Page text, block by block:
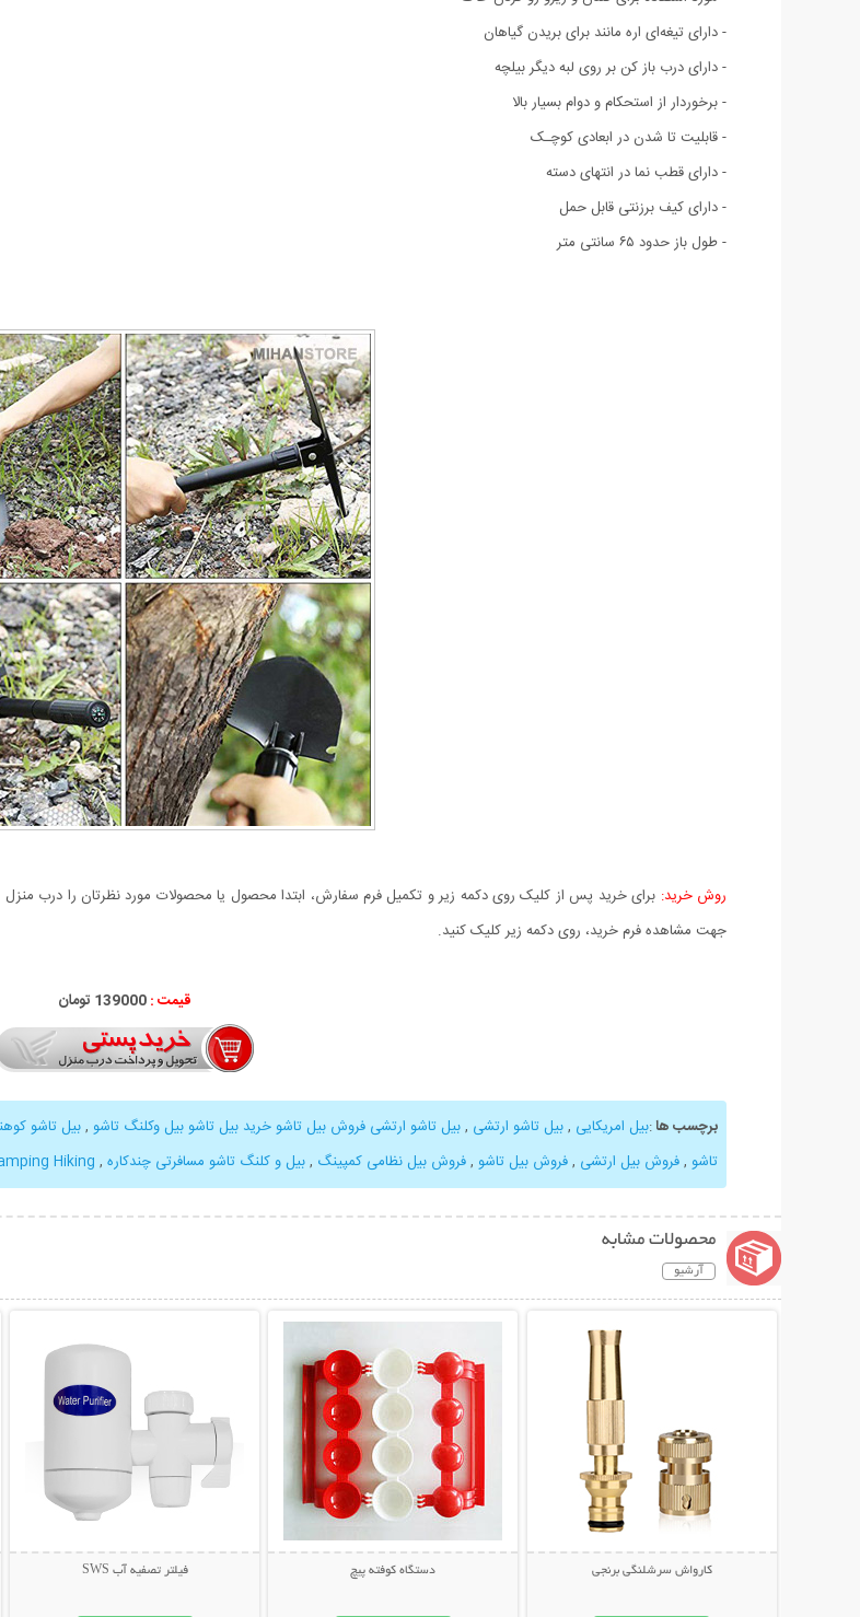
- دارای تیغه‌ای اره مانند برای بریدن گیاهان
- دارای درب باز کن بر روی لبه دیگر بیلچه
- برخوردار از استحکام و دوام بسیار بالا
- قابلیت تا شدن در ابعادی کوچـک
- دارای قطب نما در انتهای دسته
- دارای کیف برزنتی قابل حمل
- طول باز حدود ۶۵ سانتی متر
روش خرید: برای خرید پس از کلیک روی دکمه زیر و تکمیل فرم سفارش، ابتدا محصول یا محصولات مورد نظرتان را درب منزل
جهت مشاهده فرم خرید، روی دکمه زیر کلیک کنید.
قیمت :139000 تومان
برچسب ها:بیل امریکایی ,بیل تاشو ارتشی ,بیل تاشو ارتشی فروش بیل تاشو خرید بیل تاشو بیل وکلنگ تاشو ,بیل تاشو
تاشو ,فروش بیل ارتشی ,فروش بیل تاشو ,فروش بیل نظامی کمپینگ ,بیل و کلنگ تاشو مسافرتی چندکاره ,
Hiking
محصولات مشابه
آرشیو
کارواش سرشلنگی برنجی دستگاه کوفته پیچ فیلتر تصفيه آب SWS